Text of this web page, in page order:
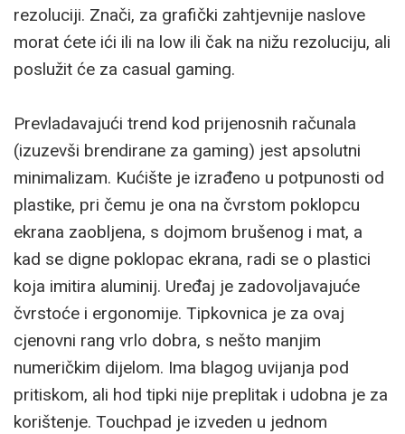
rezoluciji. Znači, za grafički zahtjevnije naslove
morat ćete ići ili na low ili čak na nižu rezoluciju, ali
poslužit će za casual gaming.
Prevladavajući trend kod prijenosnih računala
(izuzevši brendirane za gaming) jest apsolutni
minimalizam. Kućište je izrađeno u potpunosti od
plastike, pri čemu je ona na čvrstom poklopcu
ekrana zaobljena, s dojmom brušenog i mat, a
kad se digne poklopac ekrana, radi se o plastici
koja imitira aluminij. Uređaj je zadovoljavajuće
čvrstoće i ergonomije. Tipkovnica je za ovaj
cjenovni rang vrlo dobra, s nešto manjim
numeričkim dijelom. Ima blagog uvijanja pod
pritiskom, ali hod tipki nije preplitak i udobna je za
korištenje. Touchpad je izveden u jednom